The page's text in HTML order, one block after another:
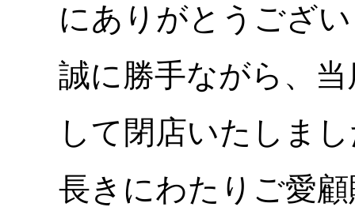
にありがとうござ
誠に勝手ながら、
して閉店いたしま
長きにわたりご愛